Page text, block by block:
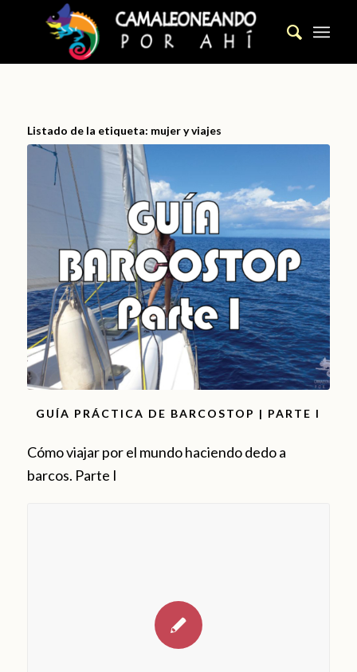
Listado de la etiqueta: mujer y viajes
GUÍA PRÁCTICA DE BARCOSTOP | PARTE I
Cómo viajar por el mundo haciendo dedo a
barcos. Parte I